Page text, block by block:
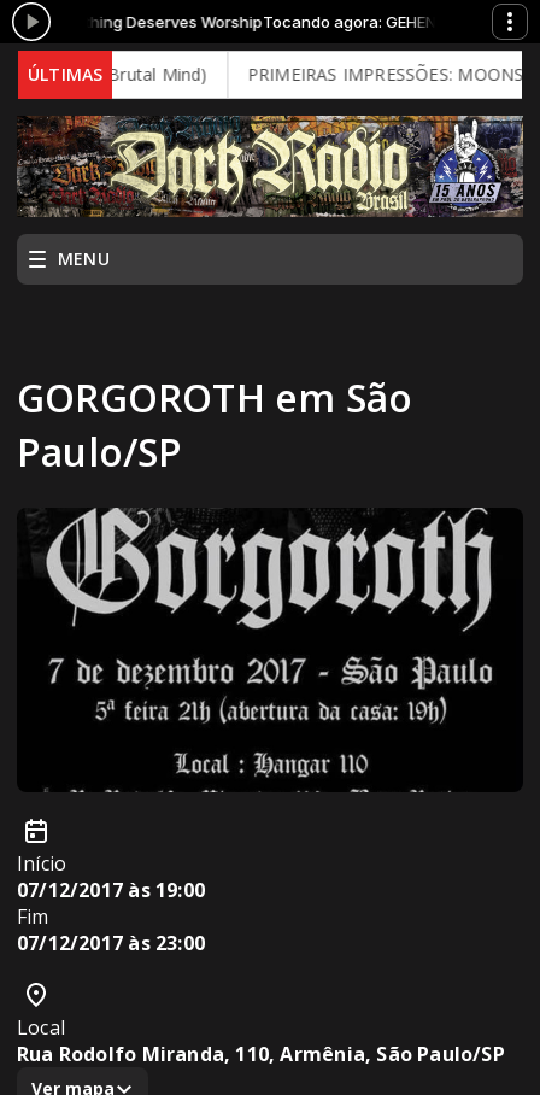
- Nothing Deserves WorshipTocando agora: GEHENNA - Nothing
ÚLTIMAS
(2026 - Brutal Mind) PRIMEIRAS IMPRESSÕES:
MENU
GORGOROTH em São
Paulo/SP
Início
07/12/2017 às 19:00
Fim
07/12/2017 às 23:00
Local
Rua Rodolfo Miranda, 110, Armênia, São Paulo/SP
Ver mapa